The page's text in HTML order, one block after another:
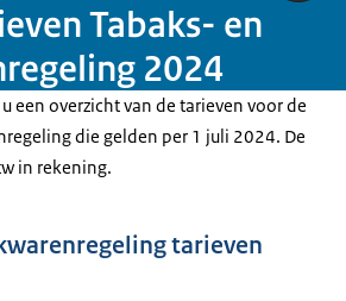
Tabaks- en
2024
een overzicht van de tarieven voor de
die gelden per 1 juli 2024. De
in rekening.
tarieven